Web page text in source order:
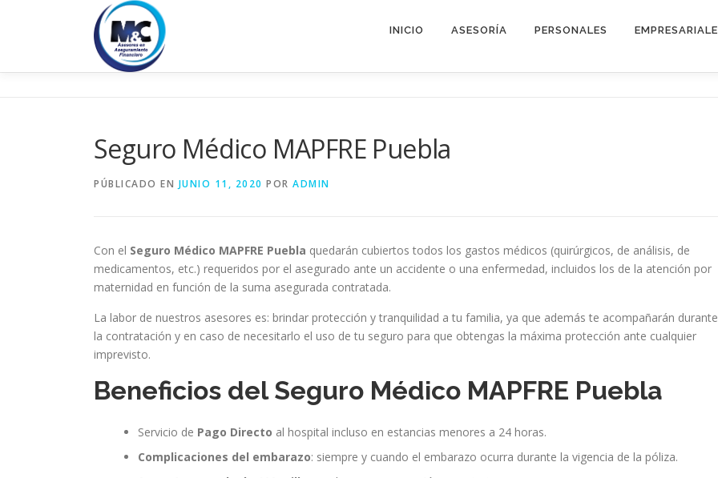
INICIO ASESORÍA PERSONALES
Seguro Médico MAPFRE Puebla
PÚBLICADO EN JUNIO 11, 2020 POR ADMIN
Con el Seguro Médico MAPFRE Puebla quedarán cubiertos todos los gastos médicos (quirúrgicos, de análisis, de
medicamentos, etc.) requeridos por el asegurado ante un accidente o una enfermedad, incluidos los de la atención por
maternidad en función de la suma asegurada contratada.
La labor de nuestros asesores es: brindar protección y tranquilidad a tu familia, ya que además te acompañarán durante
la contratación y en caso de necesitarlo el uso de tu seguro para que obtengas la máxima protección ante cualquier
imprevisto.
Beneficios del Seguro Médico MAPFRE Puebla
Servicio de Pago Directo al hospital incluso en estancias menores a 24 horas.
Complicaciones del embarazo: siempre y cuando el embarazo ocurra durante la vigencia de la póliza.